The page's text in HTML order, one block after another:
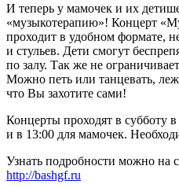
И теперь у мамочек и их
«музыкотерапию»! Концерт
проходит в удобном формате,
и стульев. Дети смогут
по залу. Так же не
Можно петь или танцевать,
что Вы захотите сами!
Концерты проходят в субботу в
и в 13:00 для мамочек.
Узнать подробности можно на
http://bashgf.ru